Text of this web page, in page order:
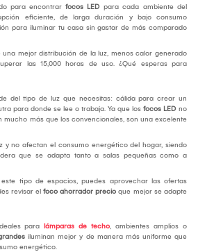
para encontrar focos LED para cada ambiente del
eficiente, de larga duración y bajo consumo
para iluminar tu casa sin gastar de más comparado
mejor distribución de la luz, menos calor generado
las 15,000 horas de uso. ¿Qué esperas para
del tipo de luz que necesitas: cálida para crear un
para donde se lee o trabaja. Ya que los focos LED no
mucho más que los convencionales, son una excelente
y no afectan el consumo energético del hogar, siendo
que se adapta tanto a salas pequeñas como a
tipo de espacios, puedes aprovechar las ofertas
revisar el foco ahorrador precio que mejor se adapte
para lámparas de techo, ambientes amplios o
iluminan mejor y de manera más uniforme que
energético.